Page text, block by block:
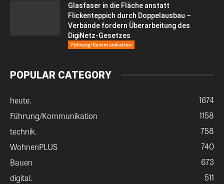
Glasfaser in die Fläche anstatt
Flickenteppich durch Doppelausbau –
Verbände fordern Überarbeitung des
DigiNetz-Gesetzes
Führung/Kommunikation
POPULAR CATEGORY
heute.
1674
Führung/Kommunikation
1158
technik.
758
WohnenPLUS
740
Bauen
673
digital.
511